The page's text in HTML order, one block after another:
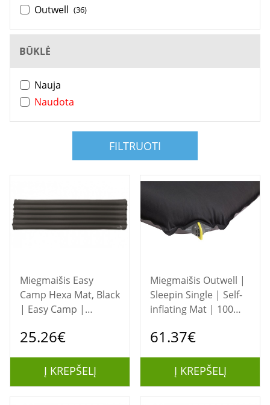
Outwell (36)
BŪKLĖ
Nauja
Naudota
FILTRUOTI
Miegmaišis Easy
Camp Hexa Mat, Black
| Easy Camp |
25.26€
Į KREPŠELĮ
Miegmaišis Outwell |
Sleepin Single | Self-
inflating Mat | 100
61.37€
Į KREPŠELĮ